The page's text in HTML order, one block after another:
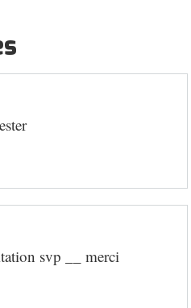
svp __ merci